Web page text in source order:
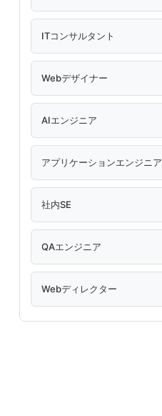
ITコンサルタント
Webデザイナー
AIエンジニア
アプリケーションエンジニア
社内SE
QAエンジニア
Webディレクター